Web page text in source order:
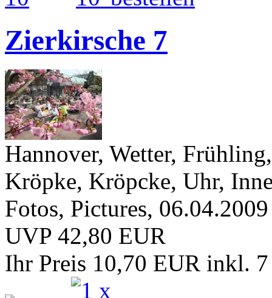
Zierkirsche 7
Hannover, Wetter,
Kröpke, Kröpcke, Uhr,
Fotos, Pictures, 06.04.2009
UVP 42,80 EUR
Ihr Preis 10,70 EUR inkl.